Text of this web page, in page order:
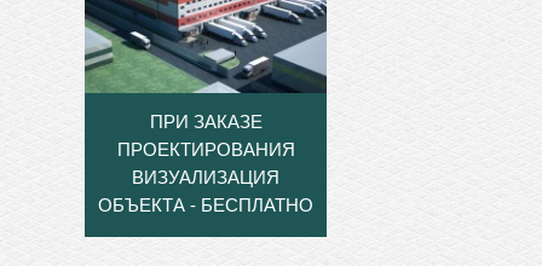
ПРИ ЗАКАЗЕ
ПРОЕКТИРОВАНИЯ
ВИЗУАЛИЗАЦИЯ
ОБЪЕКТА - БЕСПЛАТНО